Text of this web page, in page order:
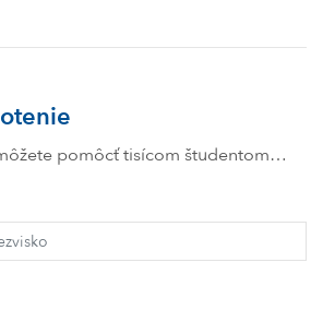
pomôcť tisícom študentom…